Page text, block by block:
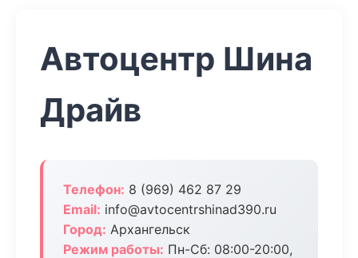
Автоцентр Шина
Драйв
Телефон: 8 (969) 462 87 29
Email: info@avtocentrshinad390.ru
Город: Архангельск
Режим работы: Пн-Сб: 08:00-20:00,